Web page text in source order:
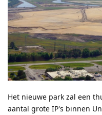
Het nieuwe park zal een
aantal grote IP's binnen